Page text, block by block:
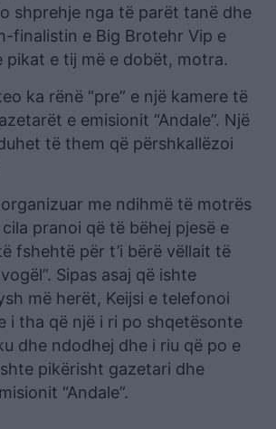
shprehje nga të parët tanë dhe
finalistin e Big Brotehr Vip e
pikat e tij më e dobët, motra.
ka rënë “pre” e një kamere të
e emisionit “Andale”. Një
të them që përshkallëzoi
me ndihmë të motrës
pranoi që të bëhej pjesë e
fshehtë për t’i bërë vëllait të
Sipas asaj që ishte
më herët, Keijsi e telefonoi
i tha që një i ri po shqetësonte
dhe ndodhej dhe i riu që po e
pikërisht gazetari dhe
“Andale”.